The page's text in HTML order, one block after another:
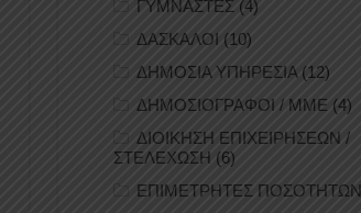
ΓΥΜΝΑΣΤΕΣ (4)
ΔΑΣΚΑΛΟΙ (10)
ΔΗΜΟΣΙΑ ΥΠΗΡΕΣΙΑ (12)
ΔΗΜΟΣΙΟΓΡΑΦΟΙ / ΜΜΕ (4)
ΔΙΟΙΚΗΣΗ ΕΠΙΧΕΙΡΗΣΕΩΝ /
ΣΤΕΛΕΧΩΣΗ (6)
ΕΠΙΜΕΤΡΗΤΕΣ ΠΟΣΟΤΗΤΩΝ